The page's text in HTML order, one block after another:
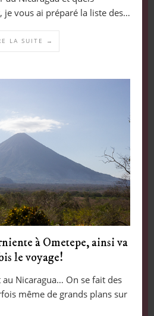
je vous ai préparé la liste des…
LA SUITE →
à Ometepe, ainsi va
le voyage!
Nicaragua… On se fait des
même de grands plans sur